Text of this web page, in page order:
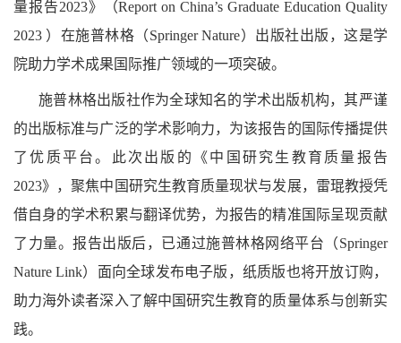
量报告2023》（Report on China’s Graduate Education Quality
2023 ）在施普林格（Springer Nature）出版社出版，这是学
院助力学术成果国际推广领域的一项突破。
施普林格出版社作为全球知名的学术出版机构，其严谨
的出版标准与广泛的学术影响力，为该报告的国际传播提供
了优质平台。此次出版的《中国研究生教育质量报告
2023》，聚焦中国研究生教育质量现状与发展，雷琨教授凭
借自身的学术积累与翻译优势，为报告的精准国际呈现贡献
了力量。报告出版后，已通过施普林格网络平台（Springer
Nature Link）面向全球发布电子版，纸质版也将开放订购，
助力海外读者深入了解中国研究生教育的质量体系与创新实
践。